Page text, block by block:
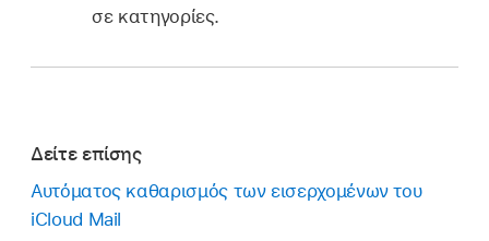
σε κατηγορίες.
Δείτε επίσης
Αυτόματος καθαρισμός των εισερχομένων του
iCloud Mail